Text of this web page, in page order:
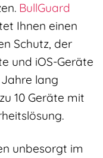
BullGuard
Ihnen einen
Schutz, der
und iOS-Geräte
Jahre lang
10 Geräte mit
unbesorgt im